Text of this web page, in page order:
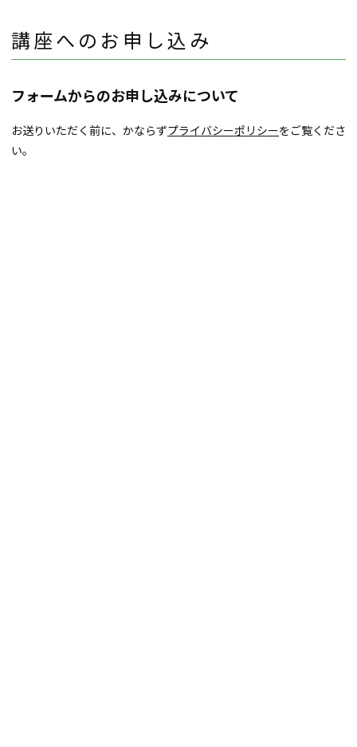
講座へのお申し込み
フォームからのお申し込みについて
お送りいただく前に、かならずプライバシーポリシーをご覧くださ
い。